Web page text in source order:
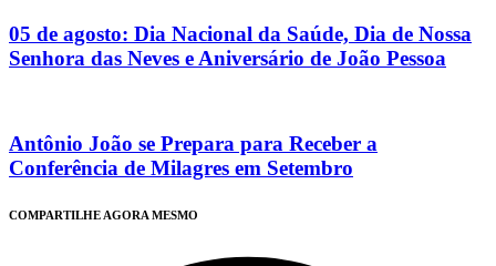
05 de agosto: Dia Nacional da Saúde, Dia de Nossa
Senhora das Neves e Aniversário de João Pessoa
Antônio João se Prepara para Receber a
Conferência de Milagres em Setembro
COMPARTILHE AGORA MESMO